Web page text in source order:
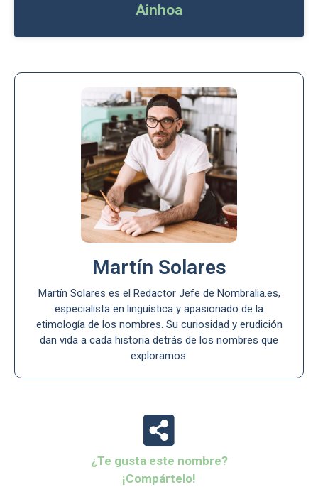
Ainhoa
Martín Solares
Martín Solares es el Redactor Jefe de Nombralia.es,
especialista en lingüística y apasionado de la
etimología de los nombres. Su curiosidad y erudición
dan vida a cada historia detrás de los nombres que
exploramos.
¿Te gusta este nombre?
¡Compártelo!